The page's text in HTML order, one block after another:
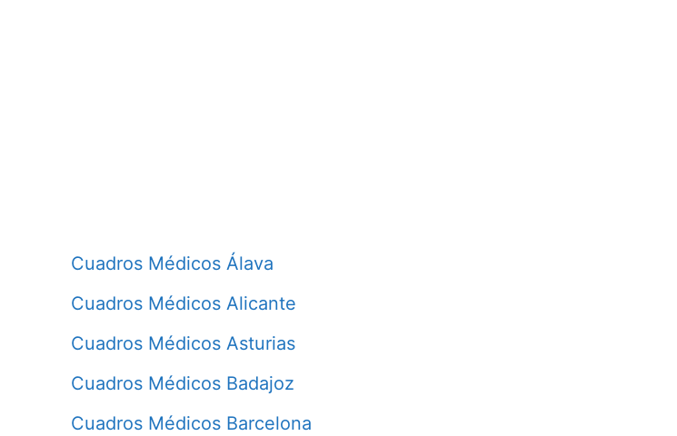
Cuadros Médicos Álava
Cuadros Médicos Alicante
Cuadros Médicos Asturias
Cuadros Médicos Badajoz
Cuadros Médicos Barcelona